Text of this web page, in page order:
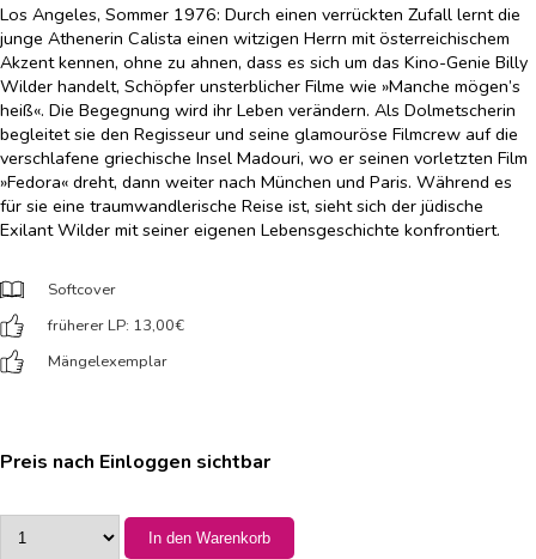
Los Angeles, Sommer 1976: Durch einen verrückten Zufall lernt die
junge Athenerin Calista einen witzigen Herrn mit österreichischem
Akzent kennen, ohne zu ahnen, dass es sich um das Kino-Genie Billy
Wilder handelt, Schöpfer unsterblicher Filme wie »Manche mögen’s
heiß«. Die Begegnung wird ihr Leben verändern. Als Dolmetscherin
begleitet sie den Regisseur und seine glamouröse Filmcrew auf die
verschlafene griechische Insel Madouri, wo er seinen vorletzten Film
»Fedora« dreht, dann weiter nach München und Paris. Während es
für sie eine traumwandlerische Reise ist, sieht sich der jüdische
Exilant Wilder mit seiner eigenen Lebensgeschichte konfrontiert.
Softcover
früherer LP: 13,00€
Mängelexemplar
Preis nach Einloggen sichtbar
In den Warenkorb